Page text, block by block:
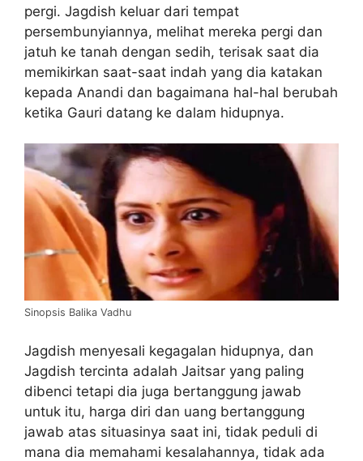
pergi. Jagdish keluar dari tempat
persembunyiannya, melihat mereka pergi dan
jatuh ke tanah dengan sedih, terisak saat dia
memikirkan saat-saat indah yang dia katakan
kepada Anandi dan bagaimana hal-hal berubah
ketika Gauri datang ke dalam hidupnya.
Sinopsis Balika Vadhu
Jagdish menyesali kegagalan hidupnya, dan
Jagdish tercinta adalah Jaitsar yang paling
dibenci tetapi dia juga bertanggung jawab
untuk itu, harga diri dan uang bertanggung
jawab atas situasinya saat ini, tidak peduli di
mana dia memahami kesalahannya, tidak ada